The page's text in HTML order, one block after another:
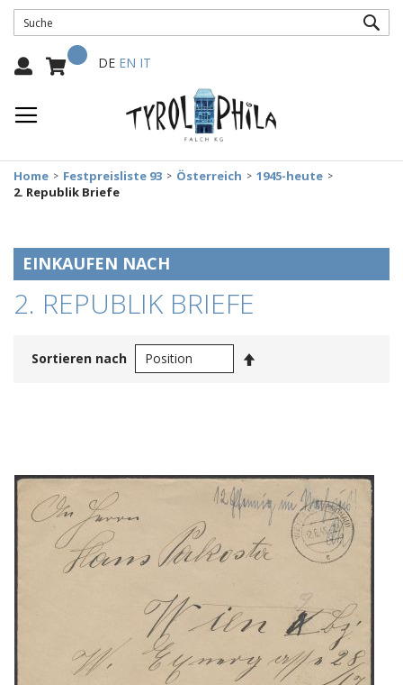
Mein Warenkorb
Select
DE EN IT
Home Festpreisliste 93 Österreich
1945-heute
2. Republik Briefe
2. REPUBLIK BRIEFE
Sortieren nach
EINKAUFEN NACH